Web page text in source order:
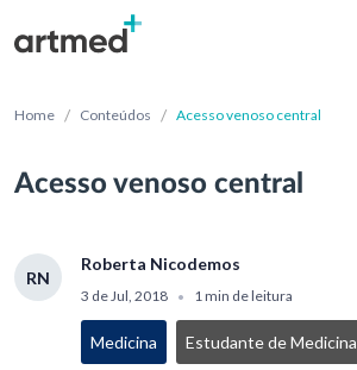
Home / Conteúdos / Acesso venoso central
Acesso venoso central
RN
Roberta Nicodemos
3 de Jul, 2018 • 1 min de leitura
Medicina Estudante de Medicina